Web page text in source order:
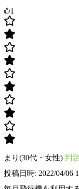
1
まり(30代・女性) 判
投稿日時: 2022/04/06